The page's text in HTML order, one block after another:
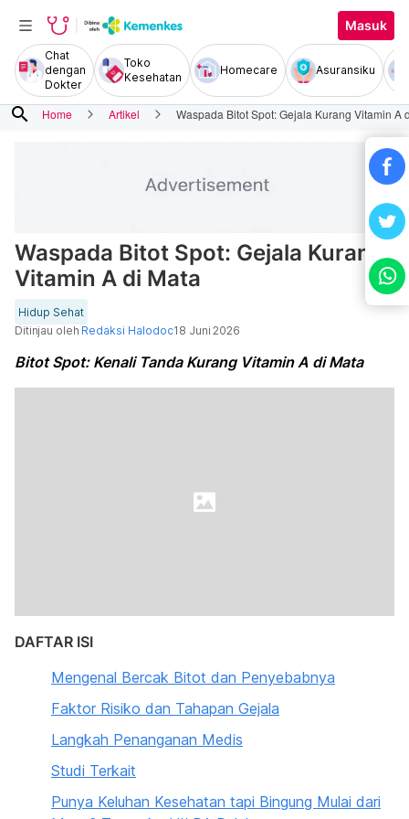
Masuk
Chat
dengan
Dokter
Toko
Kesehatan
Homecare Asuransiku
search Home Artikel Waspada Bitot Spot: Gejala Kurang Vitamin A
Waspada Bitot Spot: Gejala Kurang
Vitamin A di Mata
Hidup Sehat
Ditinjau oleh Redaksi Halodoc18 Juni 2026
Bitot Spot: Kenali Tanda Kurang Vitamin A di Mata
DAFTAR ISI
Mengenal Bercak Bitot dan Penyebabnya
Faktor Risiko dan Tahapan Gejala
Langkah Penanganan Medis
Studi Terkait
Punya Keluhan Kesehatan tapi Bingung Mulai dari